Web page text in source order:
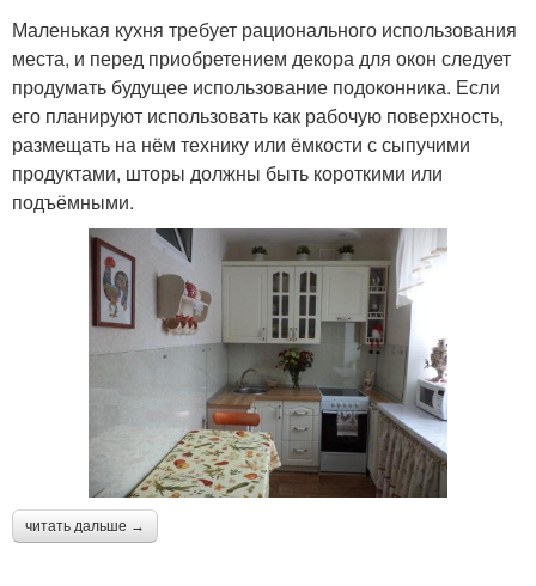
Маленькая кухня требует рационального использования
места, и перед приобретением декора для окон следует
продумать будущее использование подоконника. Если
его планируют использовать как рабочую поверхность,
размещать на нём технику или ёмкости с сыпучими
продуктами, шторы должны быть короткими или
подъёмными.
читать дальше →